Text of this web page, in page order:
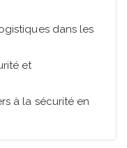
dans les
et
à la sécurité en